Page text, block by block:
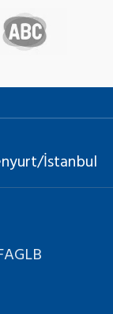
İstanbul